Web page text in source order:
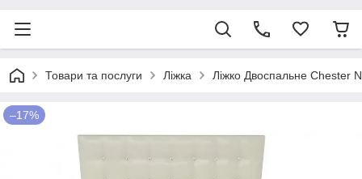
Товари та послуги Ліжка Ліжко Двоспальне Chester
–17%